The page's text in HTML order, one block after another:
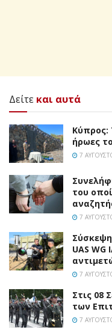
Δείτε και αυτά
Κύπρος:
ήρωες
7
του
7
Σύσκεψη
UAS
7
Στις 08
των
7